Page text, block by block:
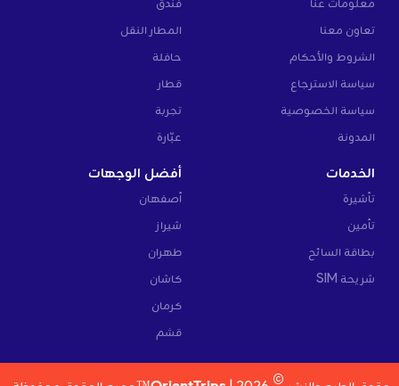
تعاون معنا
الشروط والأحكام
سياسة الاسترجاع
سياسة الخصوصية
المدونة
المطار النقل
حافلة
قطار
تجربة
عبّارة
الخدمات
تأشيرة
تأمين
بطاقة السائح
شريحة SIM
أفضل الوجهات
أصفهان
شيراز
طهران
كاشان
كرمان
قشم